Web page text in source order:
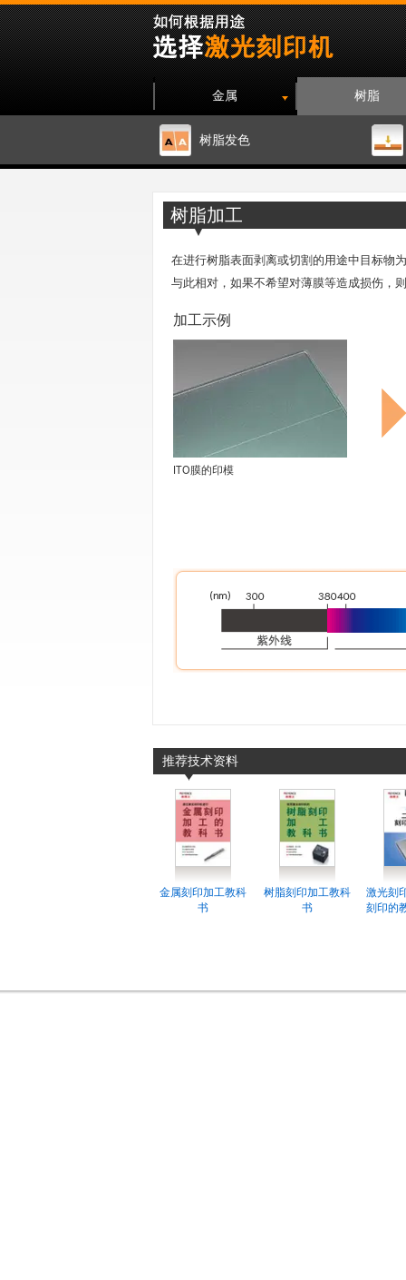
金属 树脂
树脂发色
树脂加工
在进行树脂表面剥离或切割的用途中目标物
与此相对，如果不希望对薄膜等造成损伤，
加工示例
ITO膜的印模
推荐技术资料
金属刻印加工教科
书
树脂刻印加工教科
书
激光刻
刻印的